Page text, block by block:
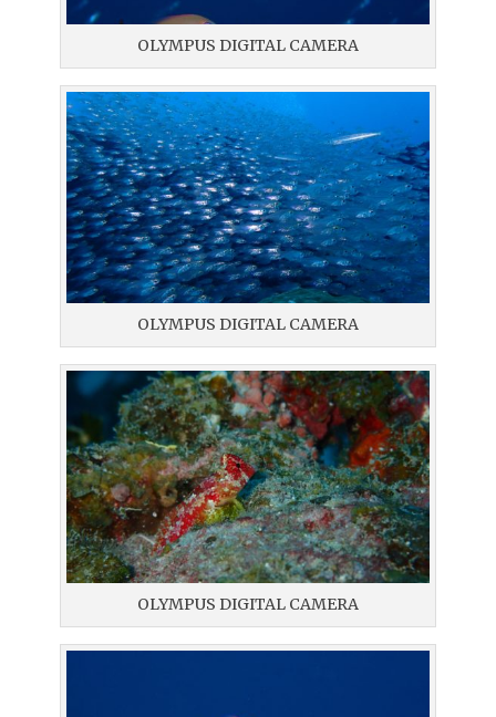
OLYMPUS DIGITAL CAMERA
OLYMPUS DIGITAL CAMERA
OLYMPUS DIGITAL CAMERA